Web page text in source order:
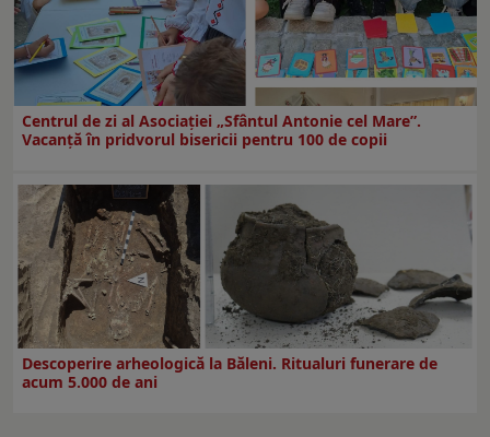
Centrul de zi al Asociației „Sfântul Antonie cel Mare”.
Vacanță în pridvorul bisericii pentru 100 de copii
Descoperire arheologică la Băleni. Ritualuri funerare de
acum 5.000 de ani